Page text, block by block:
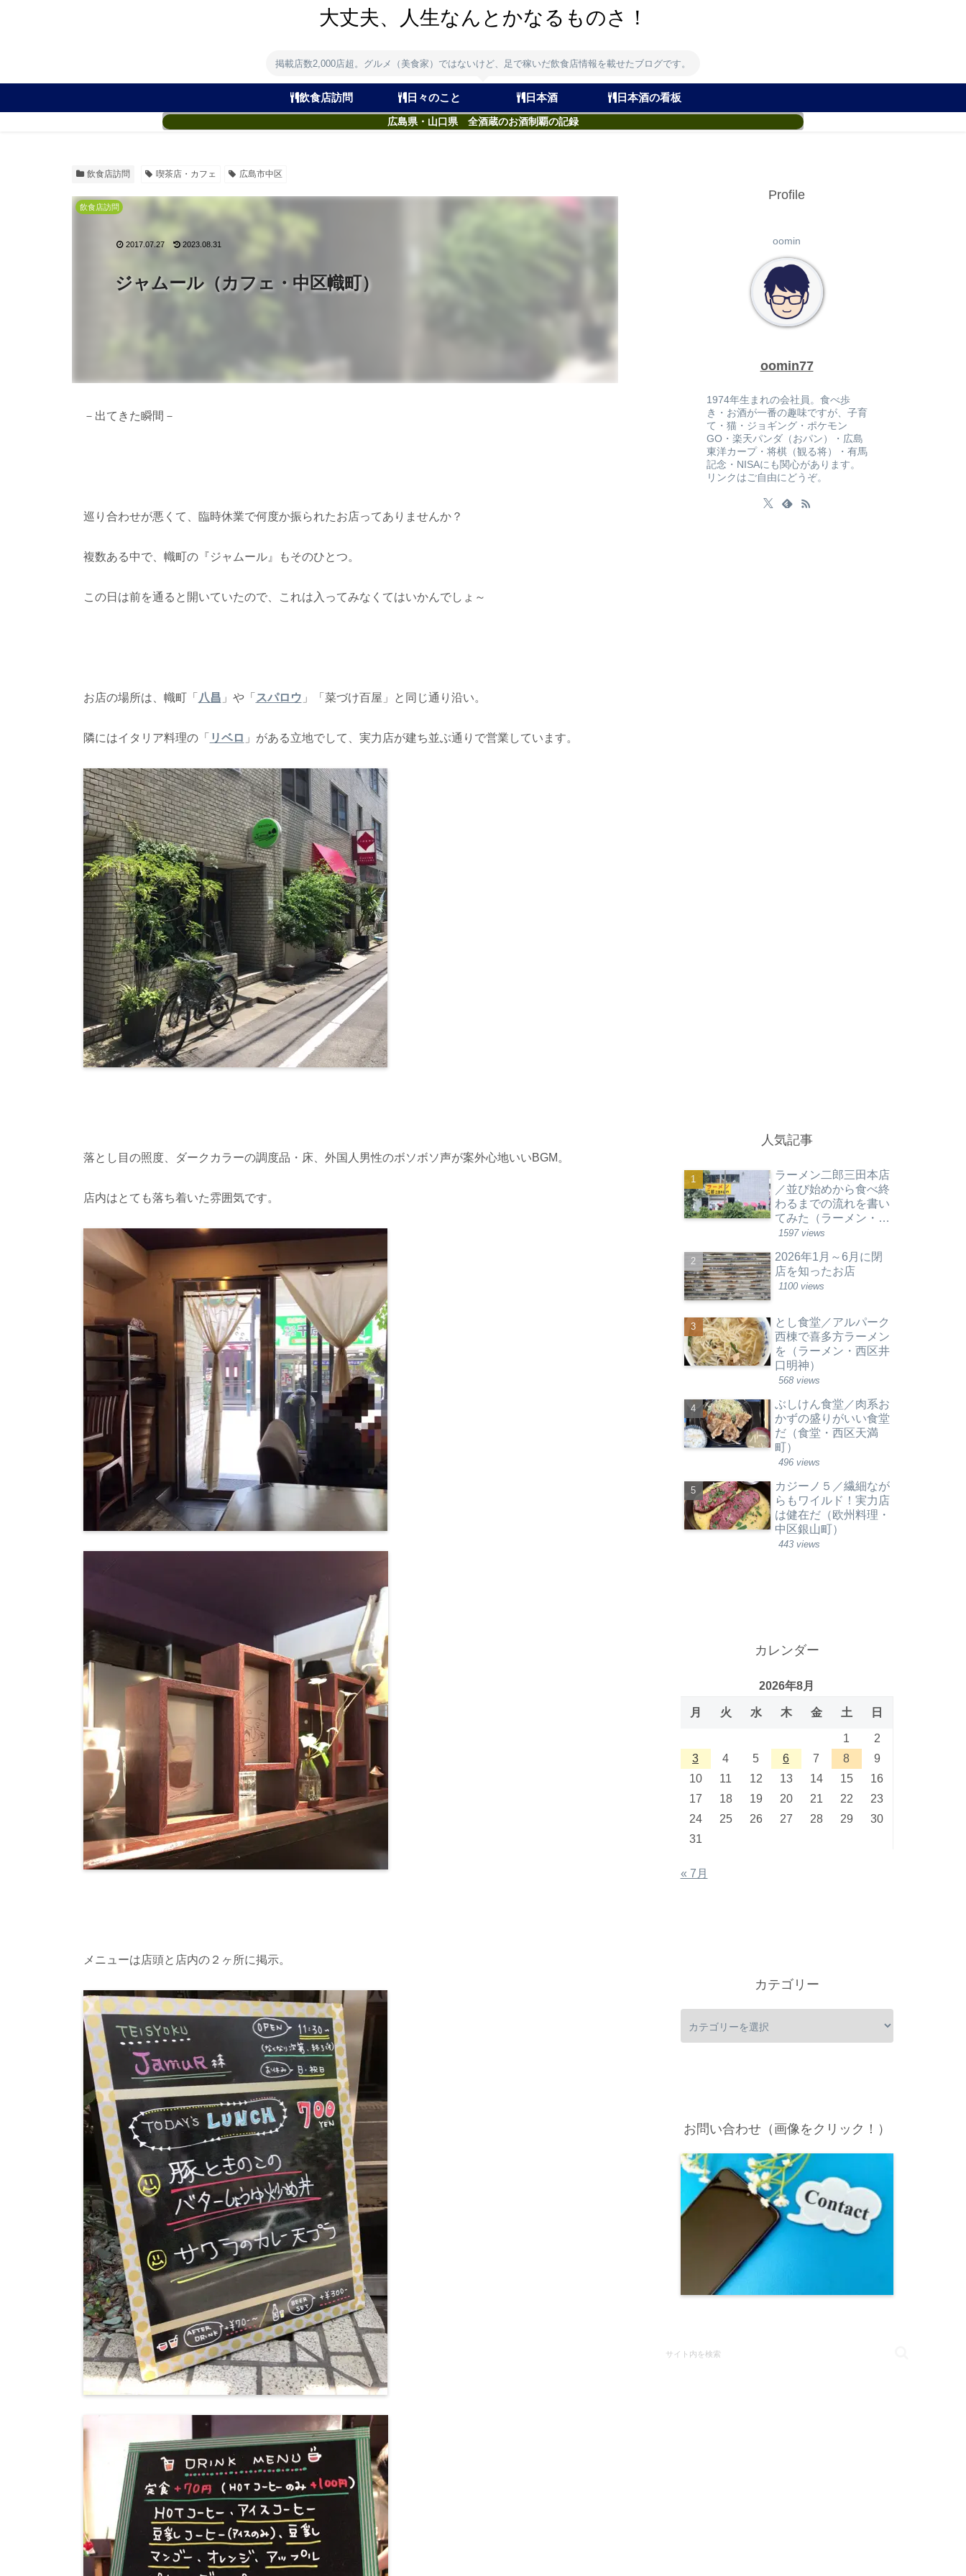
大丈夫、人生なんとかなるものさ！
掲載店数2,000店超。グルメ（美食家）ではないけど、足で稼いだ飲食店情報を載せたブログです。
飲食店訪問 日々のこと 日本酒 日本酒の看板
広島県・山口県 全酒蔵のお酒制覇の記録
飲食店訪問 喫茶店・カフェ 広島市中区
ジャムール（カフェ・中区幟町）
飲食店訪問
2017.07.27 2023.08.31
－出てきた瞬間－
巡り合わせが悪くて、臨時休業で何度か振られたお店ってありませんか？
複数ある中で、幟町の『ジャムール』もそのひとつ。
この日は前を通ると開いていたので、これは入ってみなくてはいかんでしょ～
お店の場所は、幟町「 八昌 」や「 スパロウ 」「菜づけ百屋」と同じ通り沿い。
隣にはイタリア料理の「 リベロ 」がある立地でして、実力店が建ち並ぶ通りで営業しています。
落とし目の照度、ダークカラーの調度品・床、外国人男性のボソボソ声が案外心地いいBGM。
店内はとても落ち着いた雰囲気です。
メニューは店頭と店内の２ヶ所に掲示。
Profile
oomin
oomin77
1974年生まれの会社員。食べ歩
き・お酒が一番の趣味ですが、子育
て・猫・ジョギング・ポケモン
GO・楽天パンダ（おパン）・広島
東洋カープ・将棋（観る将）・有馬
記念・NISAにも関心があります。
リンクはご自由にどうぞ。
人気記事
ラーメン二郎三田本店
／並び始めから食べ終
わるまでの流れを書い
てみた（ラーメン・東
京都港区）
1597 views
2026年1月～6月に閉
店を知ったお店
1100 views
とし食堂／アルパーク
西棟で喜多方ラーメン
を（ラーメン・西区井
口明神）
568 views
ぶしけん食堂／肉系お
かずの盛りがいい食堂
だ（食堂・西区天満
町）
496 views
カジーノ５／繊細なが
らもワイルド！実力店
は健在だ（欧州料理・
中区銀山町）
443 views
カレンダー
2026年8月
月 火 水 木 金 土 日
1
2
3
4 5 6 7 8
9
10
11 12 13 14 15
16
17
18 19 20 21 22
23
24
25 26 27 28 29
30
31
« 7月
カテゴリー
お問い合わせ（画像をクリック！）